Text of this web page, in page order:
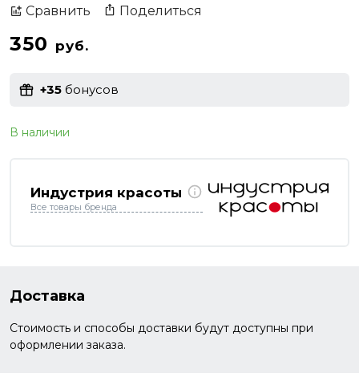
Сравнить Поделиться
350 руб.
+35 бонусов
В наличии
Индустрия красоты
Все товары бренда
Доставка
Стоимость и способы доставки будут доступны при
оформлении заказа.